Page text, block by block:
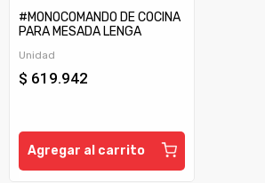
#MONOCOMANDO DE COCINA
PARA MESADA LENGA
Unidad
$ 619.942
Agregar al carrito